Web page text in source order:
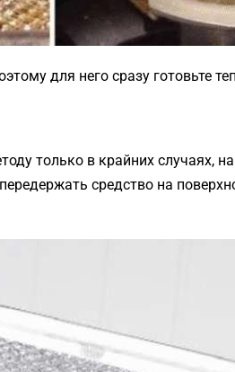
для него сразу готовьте
только в крайних случаях,
средство на